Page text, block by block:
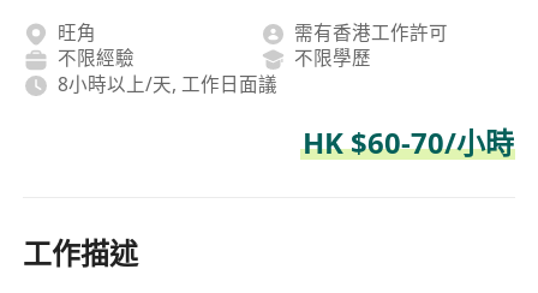
旺角
需有香港工作許可
不限經驗
不限學歷
8小時以上/天, 工作日面議
HK $60-70/小時
工作描述